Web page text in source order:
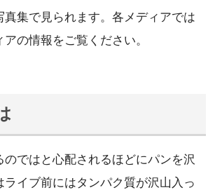
集で見られます。各メディアでは
の情報をご覧ください。
ではと心配されるほどにパンを沢
イブ前にはタンパク質が沢山入っ